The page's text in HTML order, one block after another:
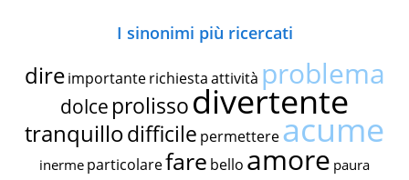
I sinonimi più ricercati
dire importante richiestaattività problema
dolce prolissodivertente
tranquillodifficile permettereacume
inerme particolarefare bello amore paura